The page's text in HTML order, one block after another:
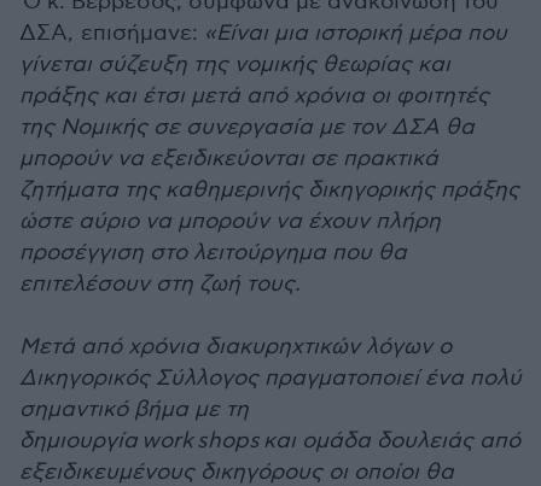
ΔΣΑ, επισήμανε: «Είναι μια ιστορική μέρα που
γίνεται σύζευξη της νομικής θεωρίας και
πράξης και έτσι μετά από χρόνια οι φοιτητές
της Νομικής σε συνεργασία με τον ΔΣΑ θα
μπορούν να εξειδικεύονται σε πρακτικά
ζητήματα της καθημερινής δικηγορικής πράξης
ώστε αύριο να μπορούν να έχουν πλήρη
προσέγγιση στο λειτούργημα που θα
επιτελέσουν στη ζωή τους.
Μετά από χρόνια διακυρηχτικών λόγων ο
Δικηγορικός Σύλλογος πραγματοποιεί ένα πολύ
σημαντικό βήμα με τη
δημιουργία work shops και ομάδα δουλειάς από
εξειδικευμένους δικηγόρους οι οποίοι θα